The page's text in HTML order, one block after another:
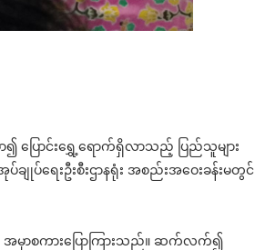
ပြောင်းရွှေ့ရောက်ရှိလာသည့် ပြည်သူများ
ပ်ရေးဦးစီးဌာနရုံး အစည်းအဝေးခန်းမတွင်
အမှာစကားပြောကြားသည်။ ဆက်လက်၍